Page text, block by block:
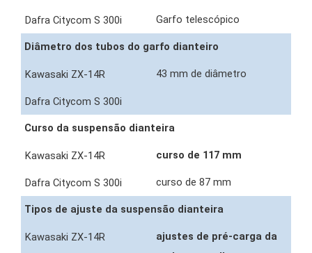
Garfo telescópico
Diâmetro dos tubos do garfo dianteiro
43 mm de diâmetro
Curso da suspensão dianteira
curso de 117 mm
curso de 87 mm
Tipos de ajuste da suspensão dianteira
ajustes de pré-carga da